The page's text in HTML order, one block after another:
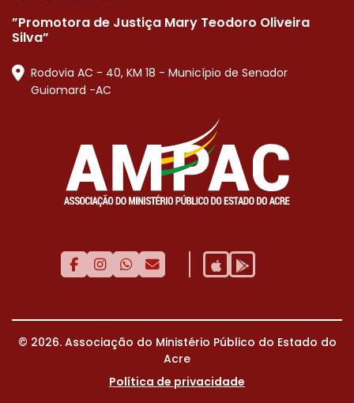
”Promotora de Justiça Mary Teodoro Oliveira
Silva”
Rodovia AC - 40, KM 18 - Município de Senador
Guiomard -AC
© 2026. Associação do Ministério Público do Estado do
Acre
Política de privacidade